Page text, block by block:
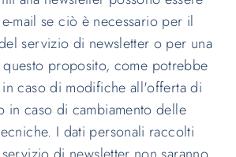
mail se ciò è necessario per il
servizio di newsletter o per una
questo proposito, come potrebbe
caso di modifiche all'offerta di
in caso di cambiamento delle
I dati personali raccolti